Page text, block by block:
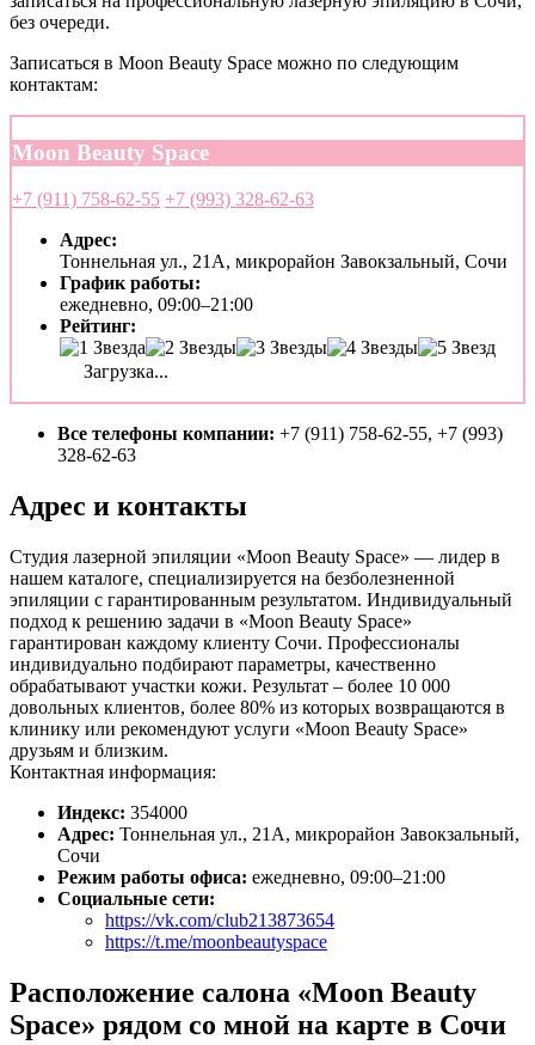
без очереди.
Записаться в Moon Beauty Space можно по следующим
контактам:
Moon Beauty Space
+7 (911) 758-62-55 +7 (993) 328-62-63
Адрес:
Тоннельная ул., 21А, микрорайон Завокзальный, Сочи
График работы:
ежедневно, 09:00–21:00
Рейтинг:
Загрузка...
Все телефоны компании: +7 (911) 758-62-55, +7 (993)
328-62-63
Адрес и контакты
Студия лазерной эпиляции «Moon Beauty Space» — лидер в
нашем каталоге, специализируется на безболезненной
эпиляции с гарантированным результатом. Индивидуальный
подход к решению задачи в «Moon Beauty Space»
гарантирован каждому клиенту Сочи. Профессионалы
индивидуально подбирают параметры, качественно
обрабатывают участки кожи. Результат – более 10 000
довольных клиентов, более 80% из которых возвращаются в
клинику или рекомендуют услуги «Moon Beauty Space»
друзьям и близким.
Контактная информация:
Индекс: 354000
Адрес: Тоннельная ул., 21А, микрорайон Завокзальный,
Сочи
Режим работы офиса: ежедневно, 09:00–21:00
Социальные сети:
https://vk.com/club213873654
https://t.me/moonbeautyspace
Расположение салона «Moon Beauty
Space» рядом со мной на карте в Сочи